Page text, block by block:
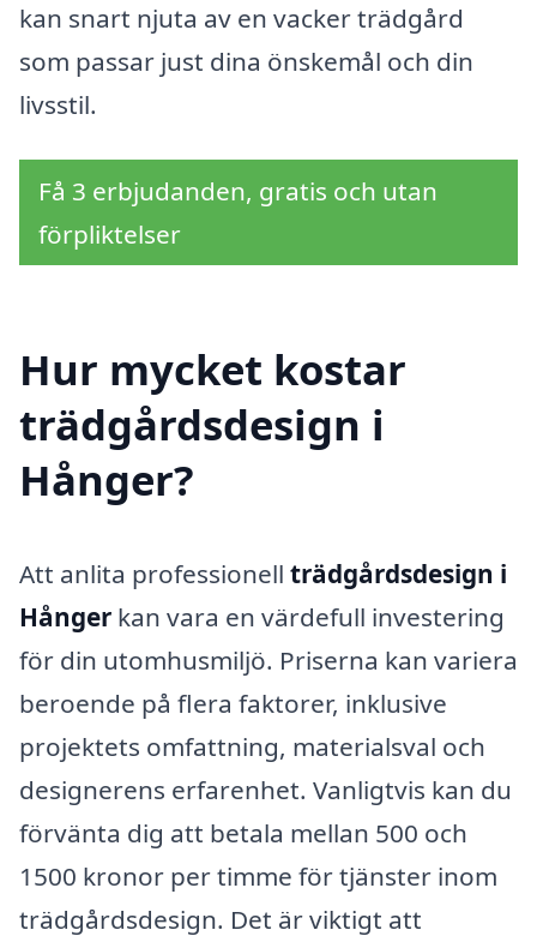
kan snart njuta av en vacker trädgård
som passar just dina önskemål och din
livsstil.
Få 3 erbjudanden, gratis och utan
förpliktelser
Hur mycket kostar
trädgårdsdesign i
Hånger?
Att anlita professionell trädgårdsdesign i
Hånger kan vara en värdefull investering
för din utomhusmiljö. Priserna kan variera
beroende på flera faktorer, inklusive
projektets omfattning, materialsval och
designerens erfarenhet. Vanligtvis kan du
förvänta dig att betala mellan 500 och
1500 kronor per timme för tjänster inom
trädgårdsdesign. Det är viktigt att